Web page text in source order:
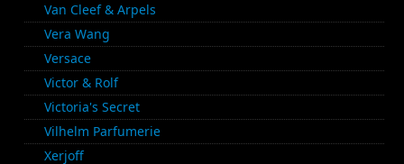
Van Cleef & Arpels
Vera Wang
Versace
Victor & Rolf
Victoria's Secret
Vilhelm Parfumerie
Xerjoff